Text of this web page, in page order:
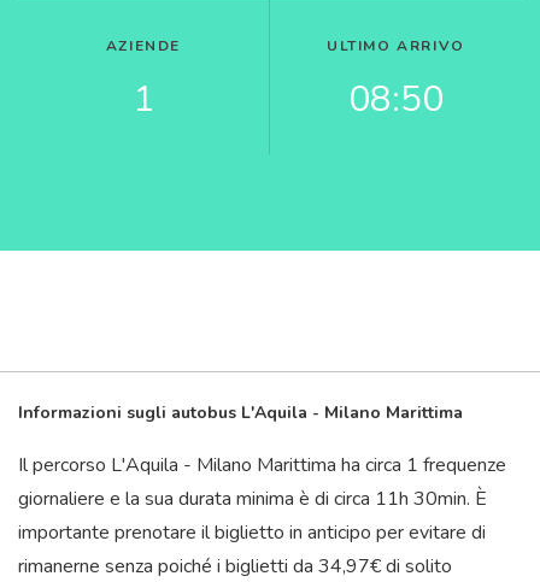
AZIENDE
1
ULTIMO ARRIVO
08:50
Informazioni sugli autobus L'Aquila - Milano Marittima
Il percorso L'Aquila - Milano Marittima ha circa 1 frequenze
giornaliere e la sua durata minima è di circa 11h 30min. È
importante prenotare il biglietto in anticipo per evitare di
rimanerne senza poiché i biglietti da 34,97€ di solito